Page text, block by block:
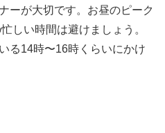
ーが大切です。お昼のピーク
しい時間は避けましょう。
る14時〜16時くらいにかけ